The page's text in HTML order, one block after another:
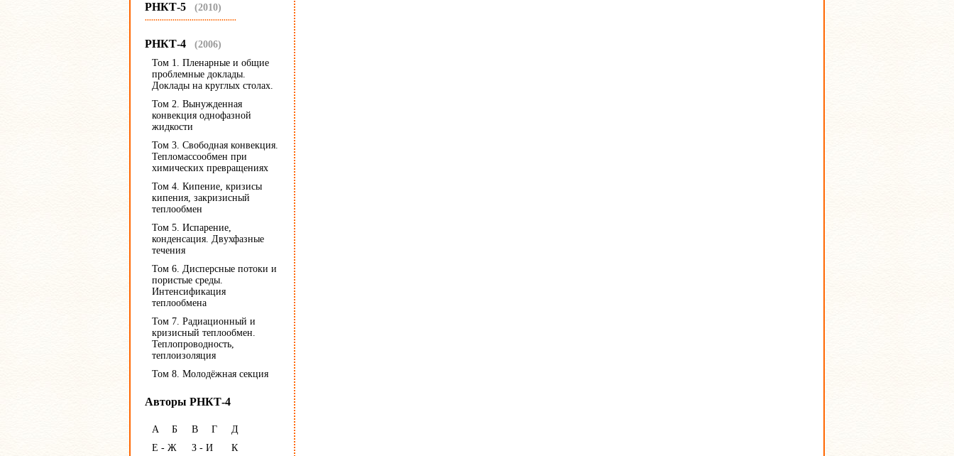
РНКТ-5 (2010)
...........................................
РНКТ-4 (2006)
Том 1. Пленарные и общие
проблемные доклады.
Доклады на круглых столах.
Том 2. Вынужденная
конвекция однофазной
жидкости
Том 3. Свободная конвекция.
Тепломассообмен при
химических превращениях
Том 4. Кипение, кризисы
кипения, закризисный
теплообмен
Том 5. Испарение,
конденсация. Двухфазные
течения
Том 6. Дисперсные потоки и
пористые среды.
Интенсификация
теплообмена
Том 7. Радиационный и
кризисный теплообмен.
Теплопроводность,
теплоизоляция
Том 8. Молодёжная секция
Авторы РНКТ-4
А Б В Г
Д
Е - Ж
З - И
К